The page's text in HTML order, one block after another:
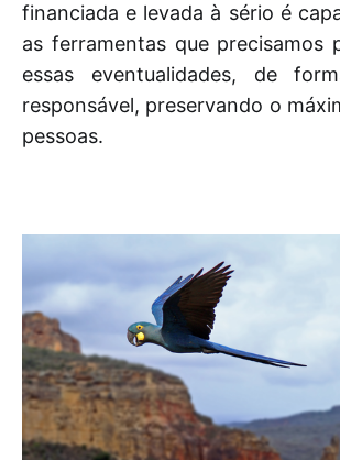
financiada e levada à sério é
as ferramentas que precisamos
essas eventualidades, de
responsável, preservando o
pessoas.